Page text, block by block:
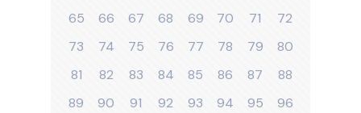
65
66 67 68 69 70 71
72
73
74 75 76 77 78 79
80
81
82 83 84 85 86 87
88
89
90 91 92 93 94 95
96